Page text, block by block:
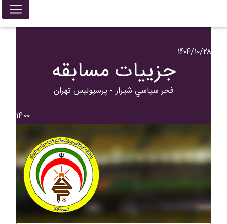
۱۴۰۴/۱۰/۲۸
جزییات مسابقه
فجر سپاسي شیراز - پرسپولیس تهران
۱۴:۰۰